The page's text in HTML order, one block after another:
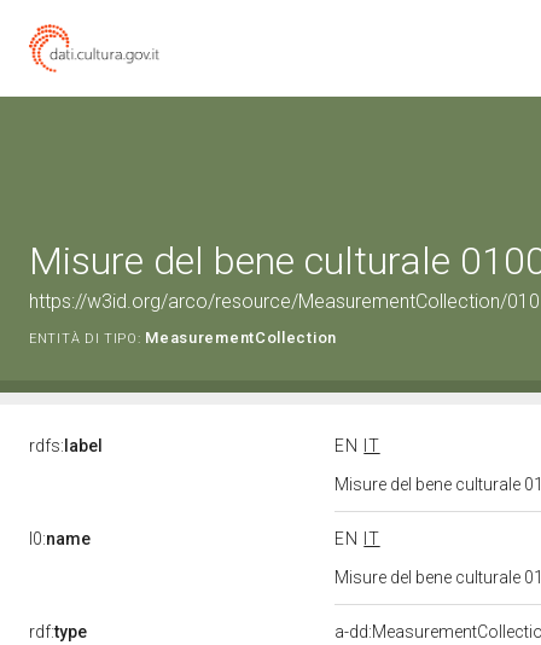
Misure del bene culturale
https://w3id.org/arco/resource/MeasurementCollection/
ENTITÀ DI TIPO: MeasurementCollection
rdfs: label EN
IT
Misure del bene culturale
l0:name EN
IT
Misure del bene culturale
rdf:type
a-